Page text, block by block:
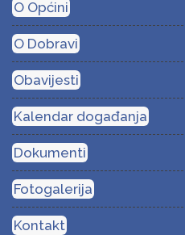
O Općini
O Dobravi
Obavijesti
Kalendar događanja
Dokumenti
Fotogalerija
Kontakt